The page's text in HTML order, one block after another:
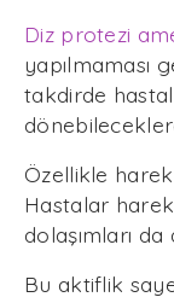
Diz protezi
yapılmaması
takdirde
Özellikle
Hastalar
dolaşımları
Bu aktiflik